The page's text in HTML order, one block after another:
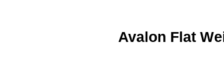
Avalon Flat